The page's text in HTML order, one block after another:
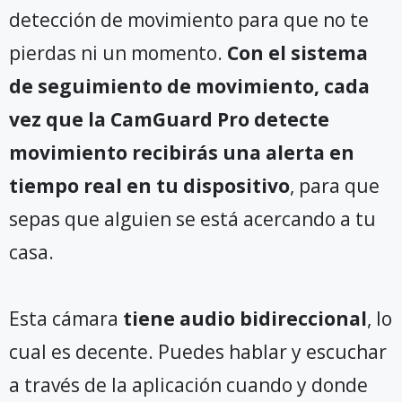
detección de movimiento para que no te
pierdas ni un momento. Con el sistema
de seguimiento de movimiento, cada
vez que la CamGuard Pro detecte
movimiento recibirás una alerta en
tiempo real en tu dispositivo, para que
sepas que alguien se está acercando a tu
casa.
Esta cámara tiene audio bidireccional, lo
cual es decente. Puedes hablar y escuchar
a través de la aplicación cuando y donde